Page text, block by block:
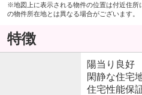
※地図上に表示される物件の位置は付近住所
の物件所在地とは異なる場合がございます。
特徴
陽当り良好
閑静な住宅
住宅性能保